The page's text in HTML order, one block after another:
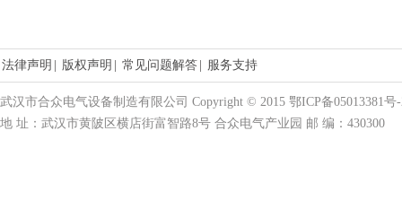
法律声明 版权声明 常见问题解答 服务支持
武汉市合众电气设备制造有限公司 Copyright © 2015 鄂ICP备05013381号
地 址：武汉市黄陂区横店街富智路8号 合众电气产业园 邮 编：430300